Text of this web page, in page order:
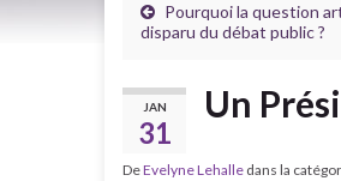
Pourquoi la question
disparu du débat public ?
JAN
31
Un
DeEvelyne Lehalle dans la